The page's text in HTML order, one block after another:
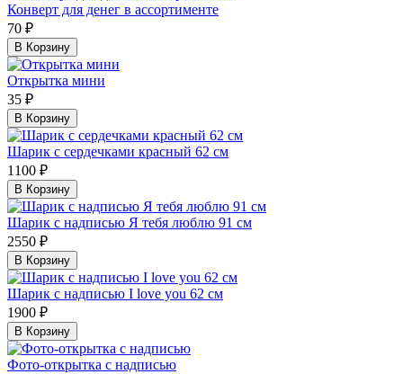
Конверт для денег в ассортименте
70 ₽
В Корзину
Открытка мини
35 ₽
В Корзину
Шарик с сердечками красный 62 см
1100 ₽
В Корзину
Шарик с надписью Я тебя люблю 91 см
2550 ₽
В Корзину
Шарик с надписью I love you 62 см
1900 ₽
В Корзину
Фото-открытка с надписью